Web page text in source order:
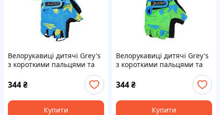
Велорукавиці дитячі Grey's
з короткими пальцями та
гелевими вставками, синьо-
чорні (розмір 7-8) GR18722
iq.
344₴
Купити
Велорукавиці дитячі Grey's
з короткими пальцями та
зелено-чорні (розмір 7-8)
GR18712 iq.
344₴
Купити